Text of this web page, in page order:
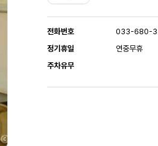
전화번호
033-680-
정기휴일
연중무휴
주차유무